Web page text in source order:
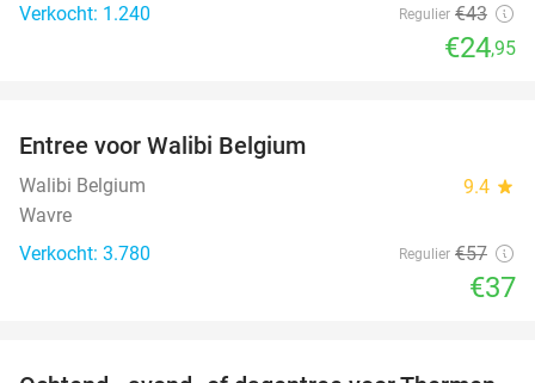
Verkocht: 1.240
Regulier €43
€24,95
Entree voor Walibi Belgium
Walibi Belgium 9.4 star
Wavre
Verkocht: 3.780
Regulier €57
€37